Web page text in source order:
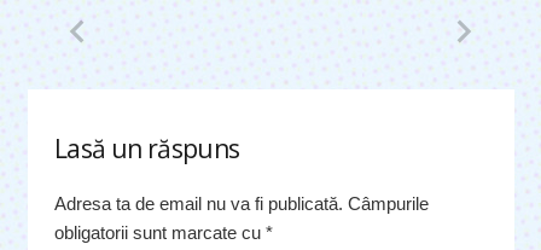
Lasă un răspuns
Adresa ta de email nu va fi publicată. Câmpurile
obligatorii sunt marcate cu *